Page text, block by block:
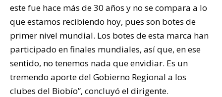
este fue hace más de 30 años y no se compara a lo
que estamos recibiendo hoy, pues son botes de
primer nivel mundial. Los botes de esta marca han
participado en finales mundiales, así que, en ese
sentido, no tenemos nada que envidiar. Es un
tremendo aporte del Gobierno Regional a los
clubes del Biobío”, concluyó el dirigente.